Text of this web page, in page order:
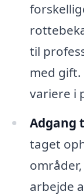
til
med gift.
variere i
Adgang
taget
arbejde